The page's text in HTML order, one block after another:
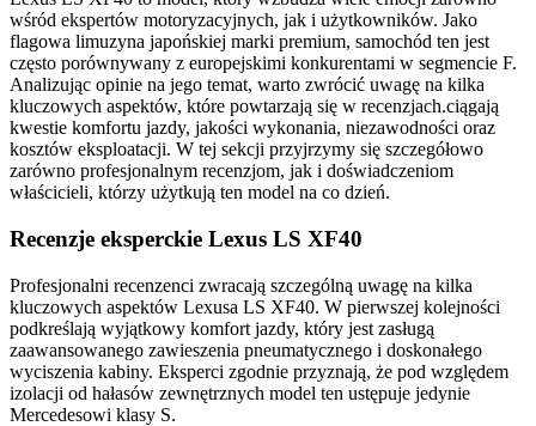
wśród ekspertów motoryzacyjnych, jak i użytkowników. Jako
flagowa limuzyna japońskiej marki premium, samochód ten jest
często porównywany z europejskimi konkurentami w segmencie F.
Analizując opinie na jego temat, warto zwrócić uwagę na kilka
kluczowych aspektów, które powtarzają się w recenzjach.ciągają
kwestie komfortu jazdy, jakości wykonania, niezawodności oraz
kosztów eksploatacji. W tej sekcji przyjrzymy się szczegółowo
zarówno profesjonalnym recenzjom, jak i doświadczeniom
właścicieli, którzy użytkują ten model na co dzień.
Recenzje eksperckie Lexus LS XF40
Profesjonalni recenzenci zwracają szczególną uwagę na kilka
kluczowych aspektów Lexusa LS XF40. W pierwszej kolejności
podkreślają wyjątkowy komfort jazdy, który jest zasługą
zaawansowanego zawieszenia pneumatycznego i doskonałego
wyciszenia kabiny. Eksperci zgodnie przyznają, że pod względem
izolacji od hałasów zewnętrznych model ten ustępuje jedynie
Mercedesowi klasy S.